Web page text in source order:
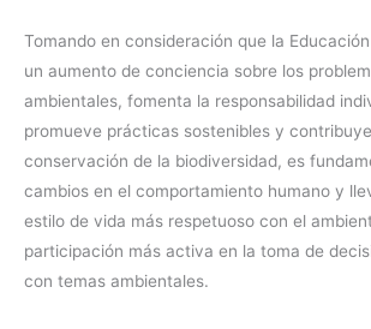
Tomando en consideración que la
un aumento de conciencia sobre los
ambientales, fomenta la responsabilidad
promueve prácticas sostenibles y
conservación de la biodiversidad, es
cambios en el comportamiento humano y
estilo de vida más respetuoso con el
participación más activa en la toma de
con temas ambientales.